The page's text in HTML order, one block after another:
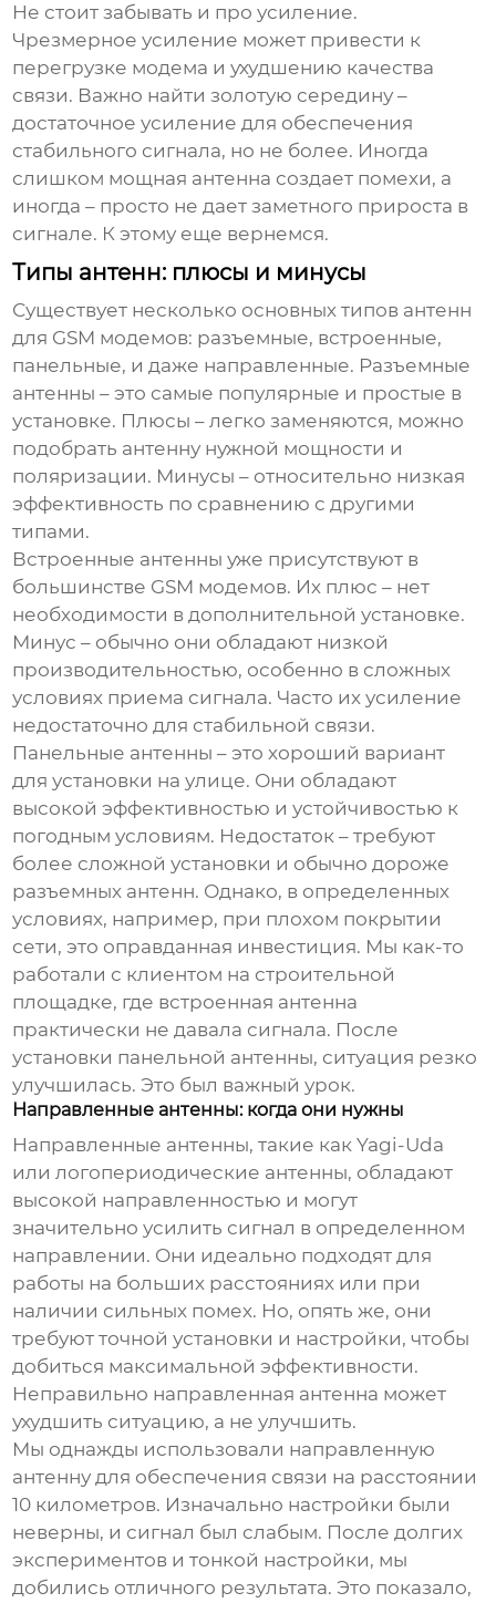
Не стоит забывать и про усиление.
Чрезмерное усиление может привести к
перегрузке модема и ухудшению качества
связи. Важно найти золотую середину –
достаточное усиление для обеспечения
стабильного сигнала, но не более. Иногда
слишком мощная антенна создает помехи, а
иногда – просто не дает заметного прироста в
сигнале. К этому еще вернемся.
Типы антенн: плюсы и минусы
Существует несколько основных типов антенн
для GSM модемов: разъемные, встроенные,
панельные, и даже направленные. Разъемные
антенны – это самые популярные и простые в
установке. Плюсы – легко заменяются, можно
подобрать антенну нужной мощности и
поляризации. Минусы – относительно низкая
эффективность по сравнению с другими
типами.
Встроенные антенны уже присутствуют в
большинстве GSM модемов. Их плюс – нет
необходимости в дополнительной установке.
Минус – обычно они обладают низкой
производительностью, особенно в сложных
условиях приема сигнала. Часто их усиление
недостаточно для стабильной связи.
Панельные антенны – это хороший вариант
для установки на улице. Они обладают
высокой эффективностью и устойчивостью к
погодным условиям. Недостаток – требуют
более сложной установки и обычно дороже
разъемных антенн. Однако, в определенных
условиях, например, при плохом покрытии
сети, это оправданная инвестиция. Мы как-то
работали с клиентом на строительной
площадке, где встроенная антенна
практически не давала сигнала. После
установки панельной антенны, ситуация резко
улучшилась. Это был важный урок.
Направленные антенны: когда они нужны
Направленные антенны, такие как Yagi-Uda
или логопериодические антенны, обладают
высокой направленностью и могут
значительно усилить сигнал в определенном
направлении. Они идеально подходят для
работы на больших расстояниях или при
наличии сильных помех. Но, опять же, они
требуют точной установки и настройки, чтобы
добиться максимальной эффективности.
Неправильно направленная антенна может
ухудшить ситуацию, а не улучшить.
Мы однажды использовали направленную
антенну для обеспечения связи на расстоянии
10 километров. Изначально настройки были
неверны, и сигнал был слабым. После долгих
экспериментов и тонкой настройки, мы
добились отличного результата. Это показало,